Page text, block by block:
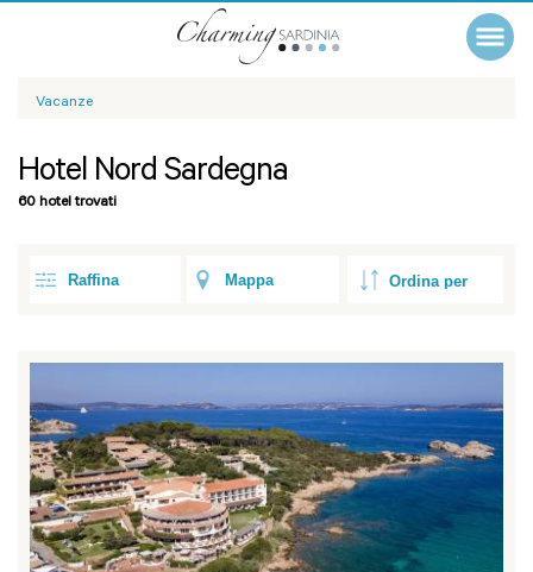
Vacanze
Hotel Nord Sardegna
60 hotel trovati
Raffina Mappa